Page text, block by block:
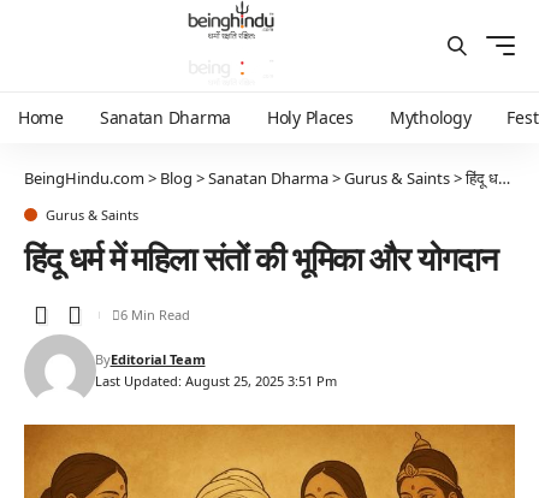
Home Sanatan Dharma Holy Places Mythology
BeingHindu.com> Blog >Sanatan Dharma>Gurus & Saints>हिंदू धर्म में महिला संतों की भूमिका और योगदान
Gurus & Saints
हिंदू धर्म में महिला संतों की भूमिका और योगदान
Last Updated: August 25, 2025 3:51 Pm
ByEditorial Team
6 Min Read